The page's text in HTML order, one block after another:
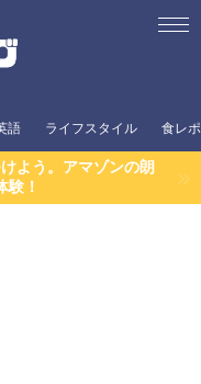
語 ライフスタイル 食レポ
よう。アマゾンの朗
験！